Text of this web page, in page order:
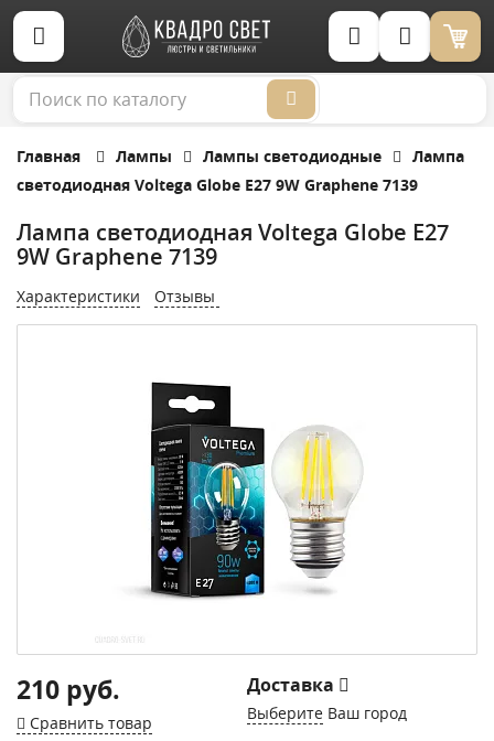
Корзина (0)
Главная Лампы Лампы светодиодные
Лампа
светодиодная Voltega Globe E27 9W Graphene 7139
Лампа светодиодная Voltega Globe E27
9W Graphene 7139
Характеристики Отзывы
210 руб.
Сравнить товар
Доставка
Выберите Ваш город